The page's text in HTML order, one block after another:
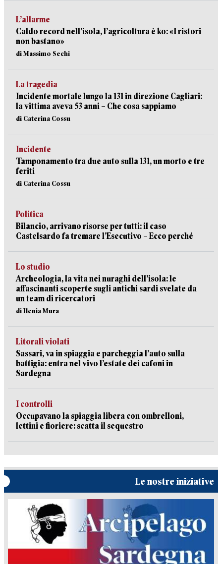
L’allarme
Caldo record nell’isola, l’agricoltura è ko: «I ristori
non bastano»
di Massimo Sechi
La tragedia
Incidente mortale lungo la 131 in direzione Cagliari:
la vittima aveva 53 anni – Che cosa sappiamo
di Caterina Cossu
Incidente
Tamponamento tra due auto sulla 131, un morto e tre
feriti
di Caterina Cossu
Politica
Bilancio, arrivano risorse per tutti: il caso
Castelsardo fa tremare l’Esecutivo – Ecco perché
Lo studio
Archeologia, la vita nei nuraghi dell’isola: le
affascinanti scoperte sugli antichi sardi svelate da
un team di ricercatori
di Ilenia Mura
Litorali violati
Sassari, va in spiaggia e parcheggia l’auto sulla
battigia: entra nel vivo l’estate dei cafoni in
Sardegna
I controlli
Occupavano la spiaggia libera con ombrelloni,
lettini e fioriere: scatta il sequestro
Le nostre iniziative